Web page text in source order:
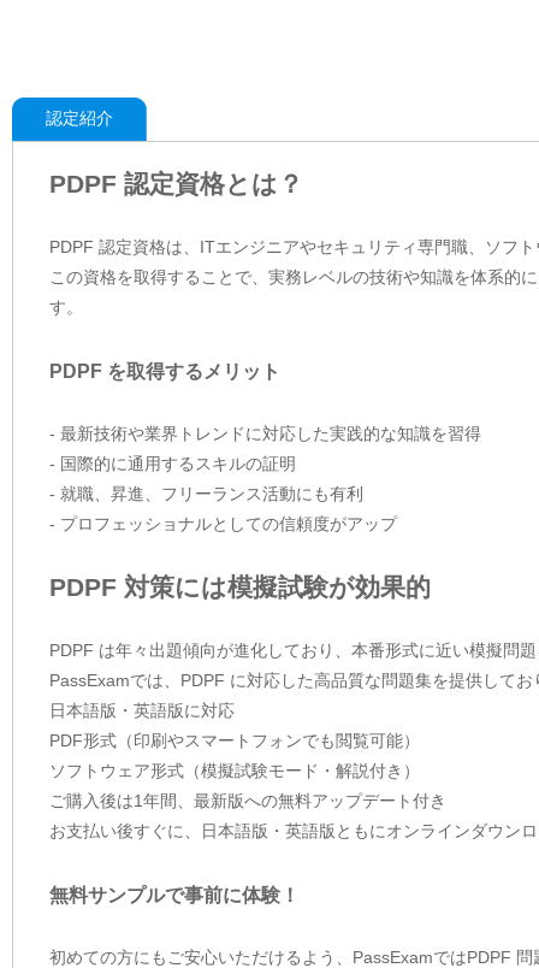
認定紹介
PDPF 認定資格とは？
PDPF 認定資格は、ITエンジニアやセキュリティ専門職、ソフ
この資格を取得することで、実務レベルの技術や知識を体系的
す。
PDPF を取得するメリット
- 最新技術や業界トレンドに対応した実践的な知識を習得
- 国際的に通用するスキルの証明
- 就職、昇進、フリーランス活動にも有利
- プロフェッショナルとしての信頼度がアップ
PDPF 対策には模擬試験が効果的
PDPF は年々出題傾向が進化しており、本番形式に近い模擬問
PassExamでは、PDPF に対応した高品質な問題集を提供して
日本語版・英語版に対応
PDF形式（印刷やスマートフォンでも閲覧可能）
ソフトウェア形式（模擬試験モード・解説付き）
ご購入後は1年間、最新版への無料アップデート付き
お支払い後すぐに、日本語版・英語版ともにオンラインダウン
無料サンプルで事前に体験！
初めての方にもご安心いただけるよう、PassExamではPDPF